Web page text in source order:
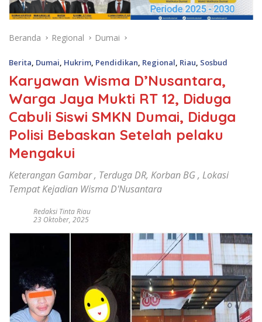
Beranda Regional Dumai
Berita Dumai Hukrim Pendidikan Regional Riau Sosbud
Karyawan Wisma D’Nusantara,
Warga Jaya Mukti RT 12, Diduga
Cabuli Siswi SMKN Dumai, Diduga
Polisi Bebaskan Setelah pelaku
Mengakui
Keterangan Gambar , Terduga DR, Korban BG , Lokasi
Tempat Kejadian Wisma D'Nusantara
Redaksi Tinta Riau
23 Oktober, 2025